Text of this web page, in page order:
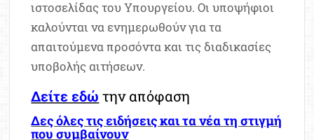
ιστοσελίδας του Υπουργείου. Οι υποψήφιοι
καλούνται να ενημερωθούν για τα
απαιτούμενα προσόντα και τις διαδικασίες
υποβολής αιτήσεων.
Δείτε εδώ την απόφαση
Δες όλες τις ειδήσεις και τα νέα τη στιγμή
που συμβαίνουν